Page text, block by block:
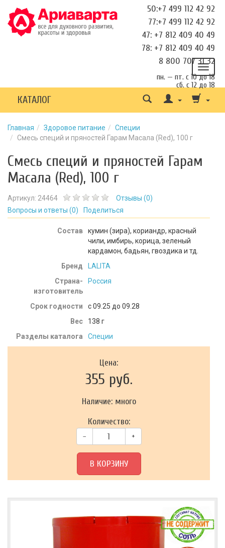
50:+7 499 112 42 92
77:+7 499 112 42 92
47: +7 812 409 40 49
78: +7 812 409 40 49
8 800 707 31 32
пн. — пт. с 10 до 18
сб. с 12 до 18
КАТАЛОГ
Главная Здоровое питание
Специи
Смесь специй и пряностей Гарам Масала (Red), 100 г
Смесь специй и пряностей Гарам
Масала (Red), 100 г
Артикул: 24464 Отзывы (0)
Вопросы и ответы (0) Поделиться
Состав
кумин (зира), кориандр, красный
чили, имбирь, корица, зеленый
кардамон, бадьян, гвоздика и тд.
Бренд
LALITA
Страна-
изготовитель
Россия
Срок годности
c 09.25 до 09.28
Вес
138 г
Разделы каталога
Специи
Цена:
355 руб.
Наличие: много
Количество:
– +
В КОРЗИНУ